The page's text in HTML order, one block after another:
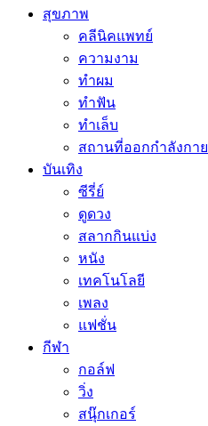
สุขภาพ
คลีนิคแพทย์
ความงาม
ทำผม
ทำฟัน
ทำเล็บ
สถานที่ออกกำลังกาย
บันเทิง
ซีรี่ย์
ดูดวง
สลากกินแบ่ง
หนัง
เทคโนโลยี
เพลง
แฟชั่น
กีฬา
กอล์ฟ
วิ่ง
สนุ๊กเกอร์